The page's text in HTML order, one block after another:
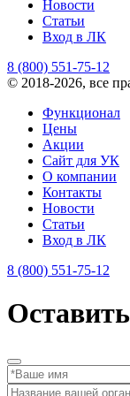
Новости
Статьи
Вход в ЛК
8 (800) 551-75-12
© 2018-2026, все
Функционал
Цены
Акции
Сайт для УК
О компании
Контакты
Новости
Статьи
Вход в ЛК
8 (800) 551-75-12